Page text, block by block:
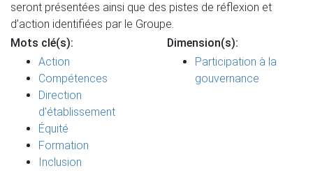
seront présentées ainsi que des pistes de réflexion et
d’action identifiées par le Groupe.
Mots clé(s):
Action
Compétences
Direction
d'établissement
Équité
Formation
Inclusion
Dimension(s):
Participation à la
gouvernance